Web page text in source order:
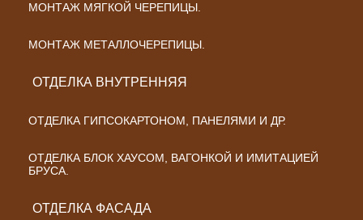
МОНТАЖ МЯГКОЙ ЧЕРЕПИЦЫ.
МОНТАЖ МЕТАЛЛОЧЕРЕПИЦЫ.
ОТДЕЛКА ВНУТРЕННЯЯ
ОТДЕЛКА ГИПСОКАРТОНОМ, ПАНЕЛЯМИ И ДР.
ОТДЕЛКА БЛОК ХАУСОМ, ВАГОНКОЙ И ИМИТАЦИЕЙ
БРУСА.
ОТДЕЛКА ФАСАДА